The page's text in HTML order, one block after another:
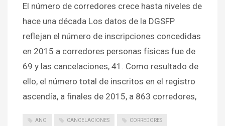
El número de corredores crece hasta niveles de
hace una década Los datos de la DGSFP
reflejan el número de inscripciones concedidas
en 2015 a corredores personas físicas fue de
69 y las cancelaciones, 41. Como resultado de
ello, el número total de inscritos en el registro
ascendía, a finales de 2015, a 863 corredores,
ANO CANCELACIONES CORREDORES